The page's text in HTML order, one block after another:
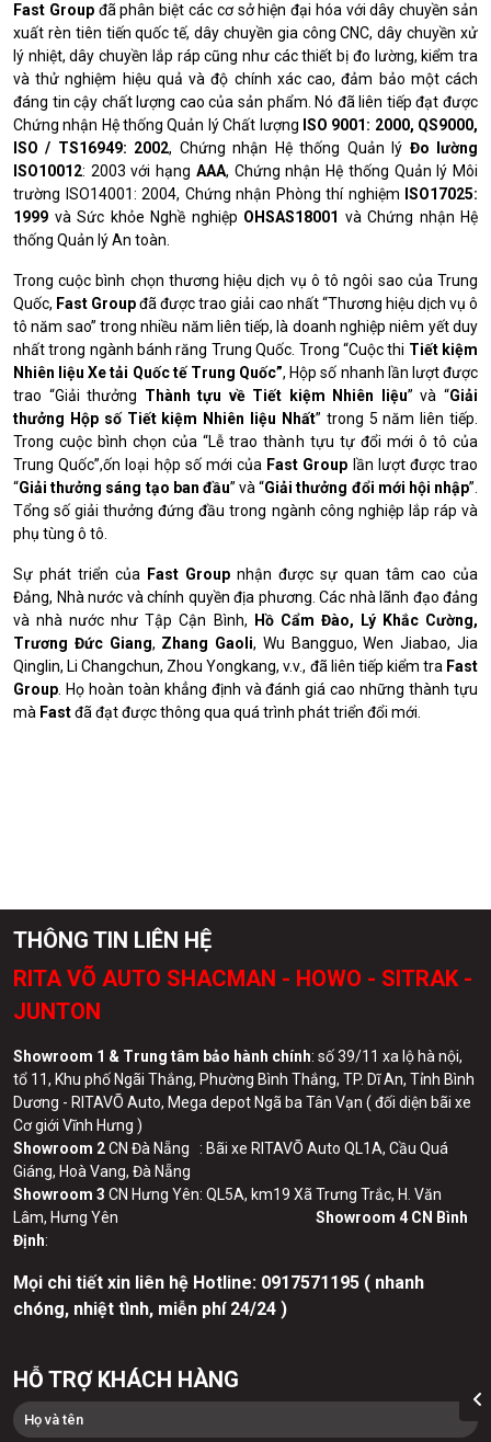
Fast Group đã phân biệt các cơ sở hiện đại hóa với dây chuyền sản
xuất rèn tiên tiến quốc tế, dây chuyền gia công CNC, dây chuyền xử
lý nhiệt, dây chuyền lắp ráp cũng như các thiết bị đo lường, kiểm tra
và thử nghiệm hiệu quả và độ chính xác cao, đảm bảo một cách
đáng tin cậy chất lượng cao của sản phẩm. Nó đã liên tiếp đạt được
Chứng nhận Hệ thống Quản lý Chất lượng ISO 9001: 2000, QS9000,
ISO / TS16949: 2002, Chứng nhận Hệ thống Quản lý Đo lường
ISO10012: 2003 với hạng AAA, Chứng nhận Hệ thống Quản lý Môi
trường ISO14001: 2004, Chứng nhận Phòng thí nghiệm ISO17025:
1999 và Sức khỏe Nghề nghiệp OHSAS18001 và Chứng nhận Hệ
thống Quản lý An toàn.
Trong cuộc bình chọn thương hiệu dịch vụ ô tô ngôi sao của Trung
Quốc, Fast Groupđã được trao giải cao nhất “Thương hiệu dịch vụ ô
tô năm sao” trong nhiều năm liên tiếp, là doanh nghiệp niêm yết duy
nhất trong ngành bánh răng Trung Quốc. Trong “Cuộc thi Tiết kiệm
Nhiên liệu Xe tải Quốc tế Trung Quốc”, Hộp số nhanh lần lượt được
trao “Giải thưởng Thành tựu về Tiết kiệm Nhiên liệu” và “Giải
thưởng Hộp số Tiết kiệm Nhiên liệu Nhất” trong 5 năm liên tiếp.
Trong cuộc bình chọn của “Lễ trao thành tựu tự đổi mới ô tô của
Trung Quốc”,ốn loại hộp số mới của Fast Group lần lượt được trao
“Giải thưởng sáng tạo ban đầu” và “Giải thưởng đổi mới hội nhập”.
Tổng số giải thưởng đứng đầu trong ngành công nghiệp lắp ráp và
phụ tùng ô tô.
Sự phát triển của Fast Group nhận được sự quan tâm cao của
Đảng, Nhà nước và chính quyền địa phương. Các nhà lãnh đạo đảng
và nhà nước như Tập Cận Bình,
Hồ Cẩm Đào, Lý Khắc Cường,
Trương Đức Giang, Zhang Gaoli, Wu Bangguo, Wen Jiabao, Jia
Qinglin, Li Changchun, Zhou Yongkang, v.v., đã liên tiếp kiểm tra Fast
Group Họ hoàn toàn khẳng định và đánh giá cao những thành tựu
mà Fastđã đạt được thông qua quá trình phát triển đổi mới.
THÔNG TIN LIÊN HỆ
RITA VÕ AUTO SHACMAN - HOWO - SITRAK -
JUNTON
Showroom 1 & Trung tâm bảo hành chính: số 39/11 xa lộ hà nội,
tổ 11, Khu phố Ngãi Thắng, Phường Bình Thắng, TP. Dĩ An, Tỉnh Bình
Dương - RITAVÕ Auto, Mega depot Ngã ba Tân Vạn ( đối diện bãi xe
Cơ giới Vĩnh Hưng )
Showroom 2CN Đà Nẵng : Bãi xe RITAVÕ Auto QL1A, Cầu Quá
Giáng, Hoà Vang, Đà Nẵng
Showroom 3 CN Hưng Yên: QL5A, km19 Xã Trưng Trắc, H. Văn
Lâm, Hưng Yên Showroom 4 CN Bình
Định:
Mọi chi tiết xin liên hệ Hotline: 0917571195 ( nhanh
chóng, nhiệt tình, miễn phí 24/24 )
HỖ TRỢ KHÁCH HÀNG